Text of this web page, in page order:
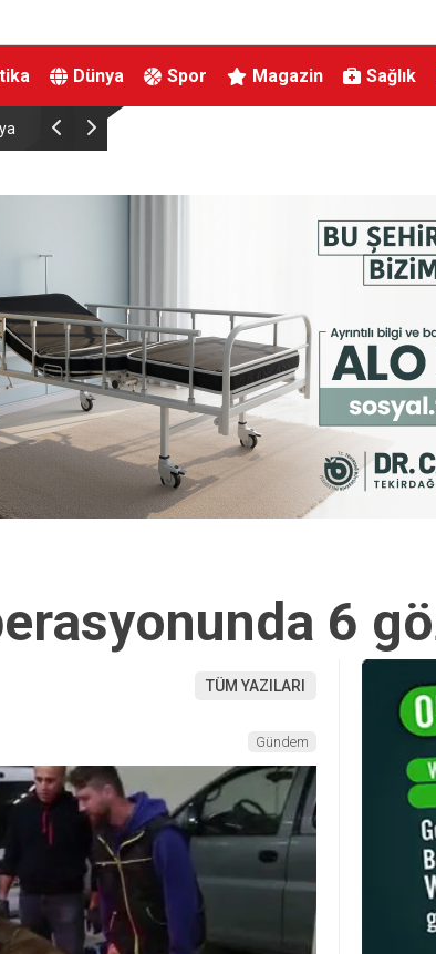
Dünya Spor Magazin Sağlık
Down Judo Milli Takımı Dünya Şampiyonu Oldu
6
TÜM YAZILARI
Gündem